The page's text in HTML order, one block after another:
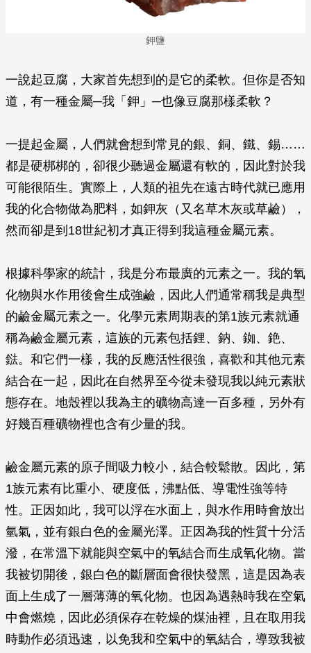
鉀鹽
一說起豆腐，大家首先想到的是它的柔軟。但你是否知
道，有一種金屬─我「鉀」─也像豆腐那樣柔軟？
一提起金屬，人們就會想到常見的銀、銅、鐵、錫……
都是硬梆梆的，卻很少聽過金屬還有軟的，因此對於我
可能很陌生。實際上，人類的祖先在遠古時代就已應用
我的化合物做為肥料，如鉀灰（又名草木灰或草鹼），
然而卻是到18世紀初才真正得到我這種金屬元素。
根據科學家的統計，我是分布最廣的元素之一。我的氧
化物與水作用後會生成強鹼，因此人們通常稱我是典型
的鹼金屬元素之一。化學元素周期表的第1族元素就通
稱為鹼金屬元素，這族的元素包括鋰、鈉、銣、銫、
鍅。和它們一樣，我的反應活性很強，喜歡和其他元素
結合在一起，因此在自然界至今從未發現我以純元素狀
態存在。地殼裡以我為主的礦物高達一百多種，另外有
好幾百種礦物裡也含有少量的我。
鹼金屬元素的原子間吸力較小，結合較鬆散。因此，第
1族元素有比重小、硬度低，沸點低、導電性強等特
性。正因如此，我可以浮在水面上，與水作用時會放出
氫氣，並有銀白色的金屬光澤。正因為我的性質十分活
潑，在常溫下就能與空氣中的氧結合而生成氧化物。當
我被切開後，銀白色的斷層面會很快發黑，這是因為表
面上生成了一層薄薄的氧化物。也因為遇熱時我在空氣
中會燃燒，因此必須保存在乾燥的煤油裡，且在取用我
時動作必須迅速，以免我和空氣中的氧結合，導致我被